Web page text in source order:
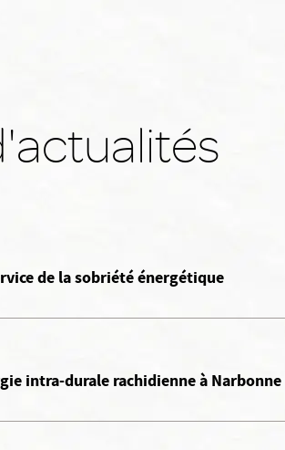
de la sobriété énergétique
intra-durale rachidienne à Narbonne